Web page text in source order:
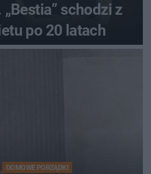
„Bestia” schodzi z
po 20 latach
DOMOWE PORZĄDKI